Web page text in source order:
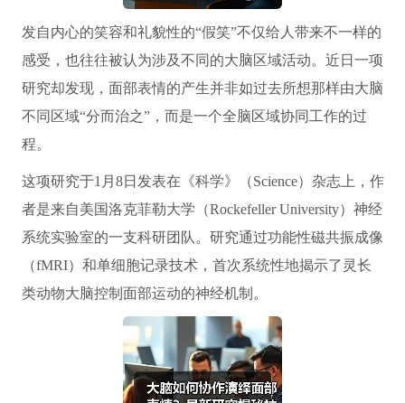
发自内心的笑容和礼貌性的“假笑”不仅给人带来不一样的
感受，也往往被认为涉及不同的大脑区域活动。近日一项
研究却发现，面部表情的产生并非如过去所想那样由大脑
不同区域“分而治之”，而是一个全脑区域协同工作的过
程。
这项研究于1月8日发表在《科学》（Science）杂志上，作
者是来自美国洛克菲勒大学（Rockefeller University）神经
系统实验室的一支科研团队。研究通过功能性磁共振成像
（fMRI）和单细胞记录技术，首次系统性地揭示了灵长
类动物大脑控制面部运动的神经机制。